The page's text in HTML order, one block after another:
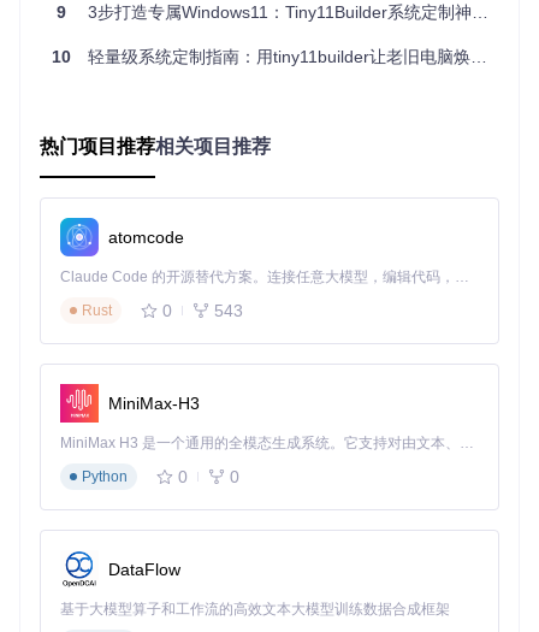
   ├─ 移除系统更新和恢复功能
核心技术原理
挂载原始Windows 11 ISO镜像
分析系统组件依赖关系
压缩系统文件减少体积
生成新的可启动ISO镜像
三、实施：从零开始打造轻量Windows 11系统
准备工作
在开始之前，请确保你的系统满足以下条件：
运行Windows 10/11 64位操作系统
至少8GB内存（推荐16GB）
20GB以上可用磁盘空间
原版Windows 11 ISO镜像文件
环境配置
9 3步打造专属Windows11：Tiny11Builder系统定制神器全攻略
10 轻量级系统定制指南：用tiny11builder让老旧电脑焕发新生
热门项目推荐相关项目推荐
atomcode
Claude Code 的开源替代方案。连接任意大模型，编辑代码，运行命令，自动验证 — 全自动执行。用 Rust 构建，极致性能。 ｜ An open-source alternative to Claude Code. Connect any LLM, edit code, run commands, and verify changes — autonomously. Built in Rust for speed. Get Started
Rust
0 543
MiniMax-H3
MiniMax H3 是一个通用的全模态生成系统。它支持对由文本、图像、视频和音频组成的多模态上下文进行统一理解，并能生成分辨率高达 2K、时长可达 15 秒的带原生立体声音频的视频。得益于面向任务泛化的系统设计，H3 在预训练阶段就已具备广泛的多模态上下文理解与生成能力，能够出色地执行复杂的多模态指令。
Python
0 0
DataFlow
基于大模型算子和工作流的高效文本大模型训练数据合成框架